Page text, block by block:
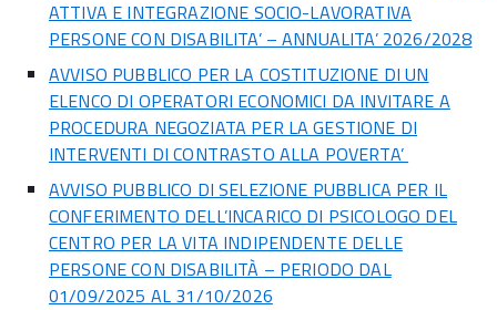
ATTIVA E INTEGRAZIONE SOCIO-LAVORATIVA
PERSONE CON DISABILITA’ – ANNUALITA’ 2026/2028
AVVISO PUBBLICO PER LA COSTITUZIONE DI UN
ELENCO DI OPERATORI ECONOMICI DA INVITARE A
PROCEDURA NEGOZIATA PER LA GESTIONE DI
INTERVENTI DI CONTRASTO ALLA POVERTA’
AVVISO PUBBLICO DI SELEZIONE PUBBLICA PER IL
CONFERIMENTO DELL’INCARICO DI PSICOLOGO DEL
CENTRO PER LA VITA INDIPENDENTE DELLE
PERSONE CON DISABILITÀ – PERIODO DAL
01/09/2025 AL 31/10/2026